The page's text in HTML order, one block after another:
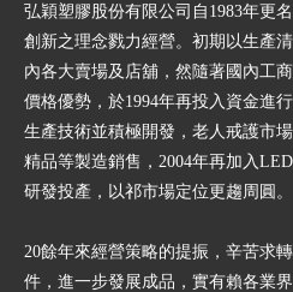
弘穎塑膠股份有限公司自1983年更
創新之理念戮力經營。初期以生產
內各大賣場及店舖，然隨著國內工
價格優勢，於1994年再投入資金進
生產技術並積極開發，老人戒護市
精品等製造銷售，2004年再加入
研發投產，以祁市場定位更趨周圓。
20餘年來經營策略的提振，辛苦求
件，進一步發展成品，實有賴各業界